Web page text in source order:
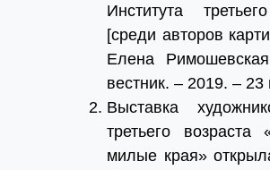
Института
[среди авторов
Елена
вестник. – 2019. – 23
Выставка
третьего
милые края»